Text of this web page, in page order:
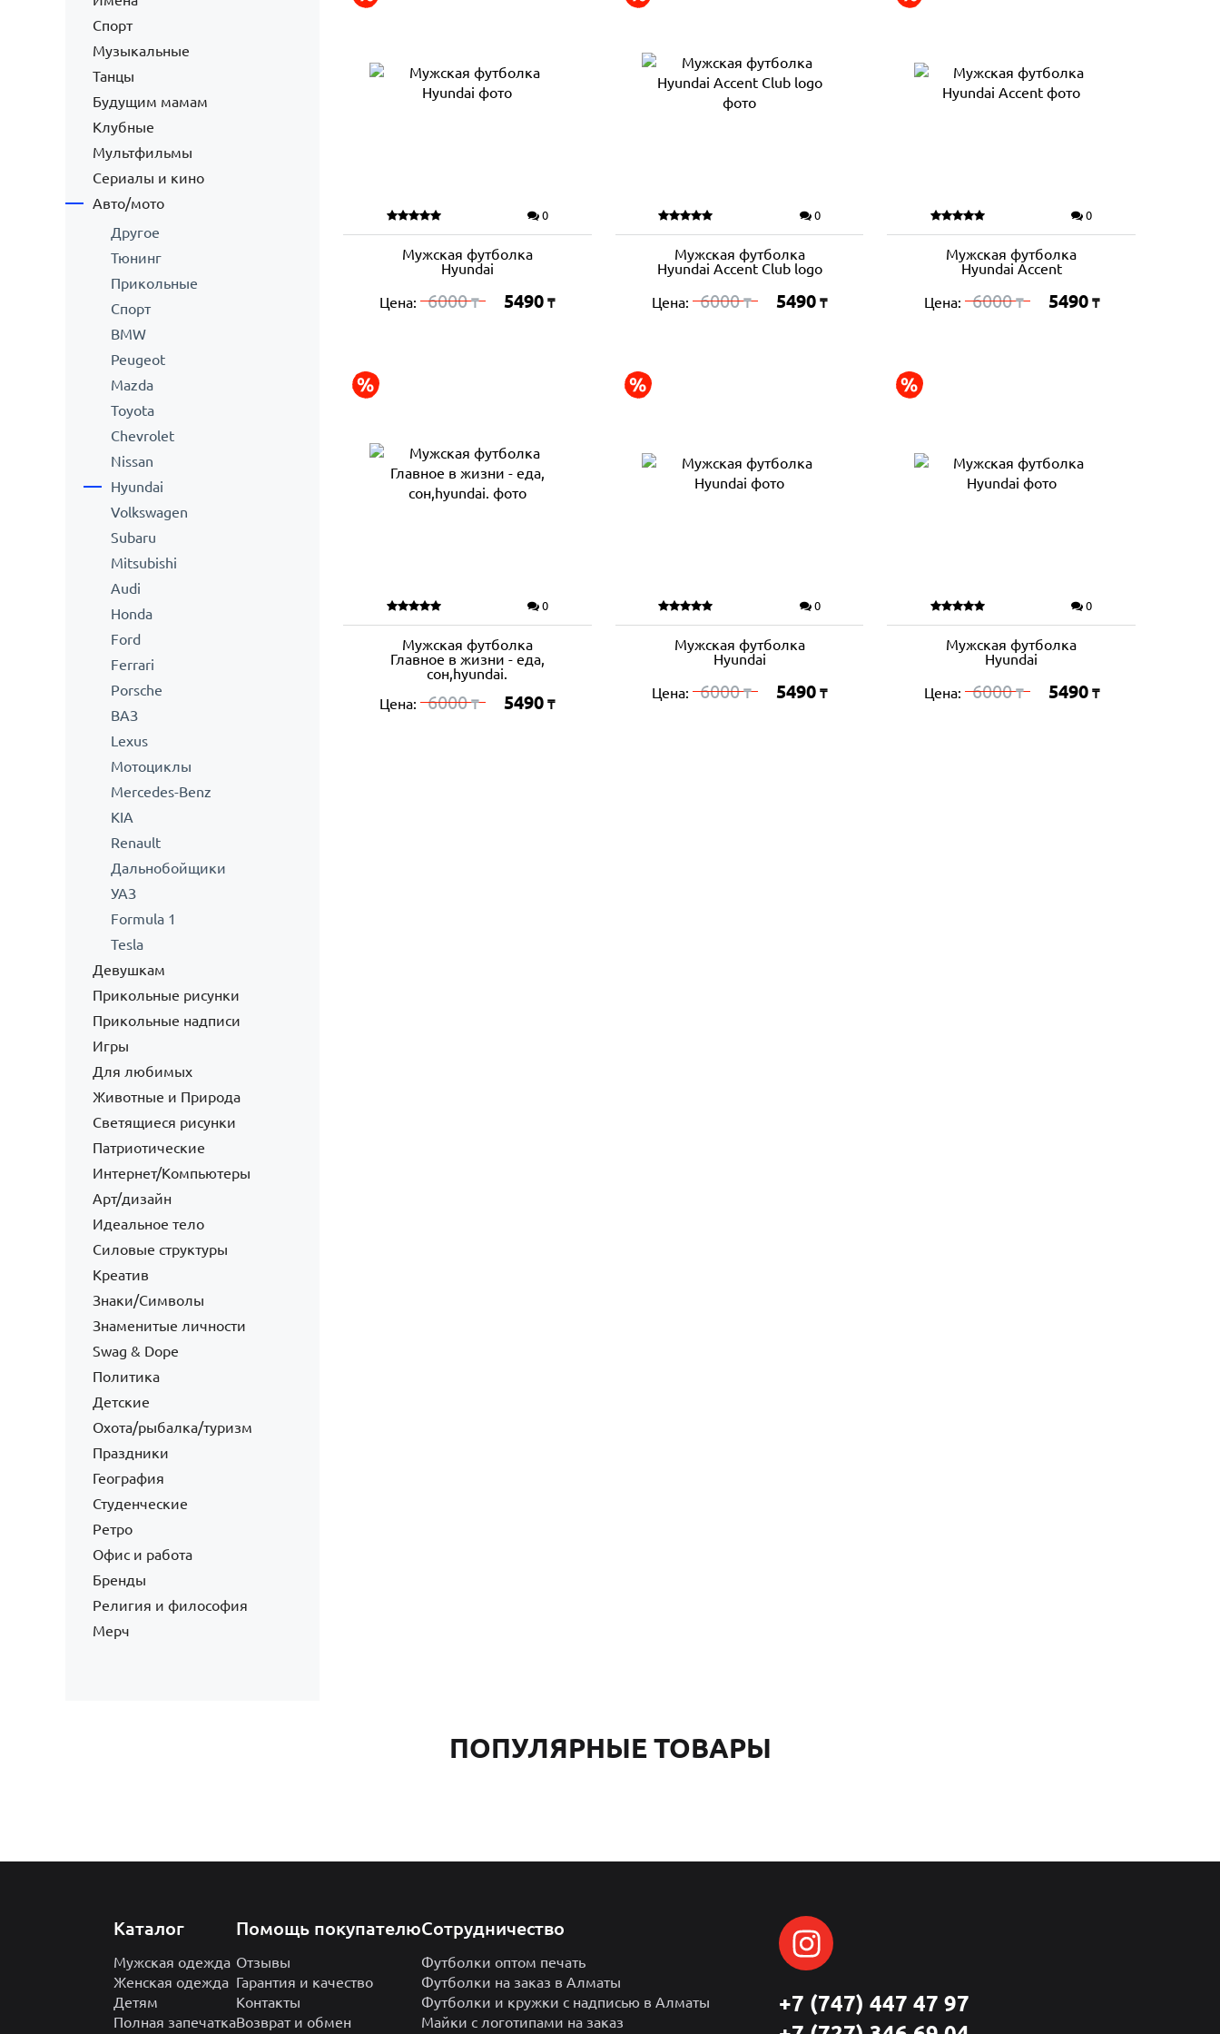
Спорт
Музыкальные
Танцы
Будущим мамам
Клубные
Мультфильмы
Сериалы и кино
Авто/мото
Другое
Тюнинг
Прикольные
Спорт
BMW
Peugeot
Mazda
Toyota
Сhevrolet
Nissan
Hyundai
Volkswagen
Subaru
Mitsubishi
Audi
Honda
Ford
Ferrari
Porsche
ВАЗ
Lexus
Мотоциклы
Mercedes-Benz
KIA
Renault
Дальнобойщики
УАЗ
Formula 1
Tesla
Девушкам
Прикольные рисунки
Прикольные надписи
Игры
Для любимых
Животные и Природа
Светящиеся рисунки
Патриотические
Интернет/Компьютеры
Арт/дизайн
Идеальное тело
Силовые структуры
Креатив
Знаки/Символы
Знаменитые личности
Swag & Dope
Политика
Детские
Охота/рыбалка/туризм
Праздники
География
Студенческие
Ретро
Офис и работа
Бренды
Религия и философия
Мерч
0
Мужская футболка
Hyundai
Цена: 6000₸ 5490 ₸
0
Мужская футболка
Hyundai Accent Club logo
Цена: 6000₸ 5490 ₸
0
Мужская футболка
Hyundai Accent
Цена: 6000₸ 5490 ₸
0
Мужская футболка
Главное в жизни - еда,
сон,hyundai.
Цена: 6000₸ 5490 ₸
0
Мужская футболка
Hyundai
Цена: 6000₸ 5490 ₸
0
Мужская футболка
Hyundai
Цена: 6000₸ 5490 ₸
ПОПУЛЯРНЫЕ ТОВАРЫ
Каталог
Мужская одежда
Женская одежда
Детям
Полная запечатка
Помощь покупателю
Отзывы
Гарантия и качество
Контакты
Возврат и обмен
Сотрудничество
Футболки оптом печать
Футболки на заказ в Алматы
Футболки и кружки с надписью в Алматы
Майки с логотипами на заказ
+7 (747) 447 47 97